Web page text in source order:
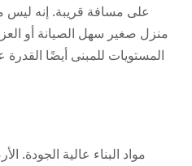
على مسافة قريبة. إنه ليس
منزل صغير سهل الصيانة أو
المستويات للمبنى أيضًا
مواد البناء عالية الجودة.